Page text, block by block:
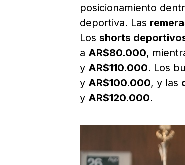
posicionamiento
deportiva. Las
Los shorts
a AR$80.000,
y AR$110.000. Los
y AR$100.000, y las
y AR$120.000.